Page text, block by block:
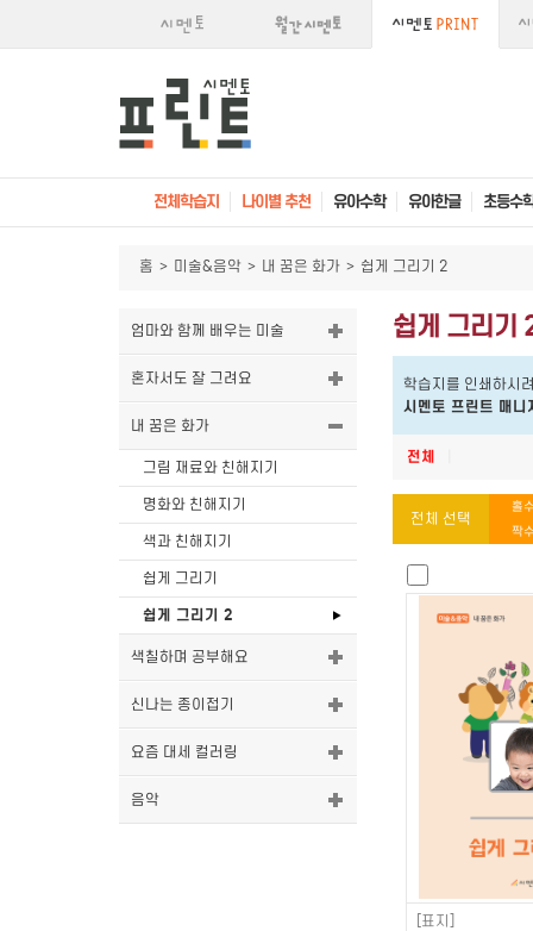
전체학습지 나이별 추천 유아수학 유아한글 초등수
홈 > 미술&음악 > 내 꿈은 화가 > 쉽게 그리기 2
엄마와 함께 배우는 미술
혼자서도 잘 그려요
내 꿈은 화가
그림 재료와 친해지기
명화와 친해지기
색과 친해지기
쉽게 그리기
쉽게 그리기 2
색칠하며 공부해요
신나는 종이접기
요즘 대세 컬러링
음악
쉽게 그리기
학습지를 인쇄하시
시멘토 프린트 매니
전체
전체 선택
홀
짝
[표지]